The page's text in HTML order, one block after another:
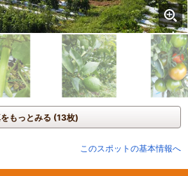
もっとみる (13枚)
このスポットの基本情報へ